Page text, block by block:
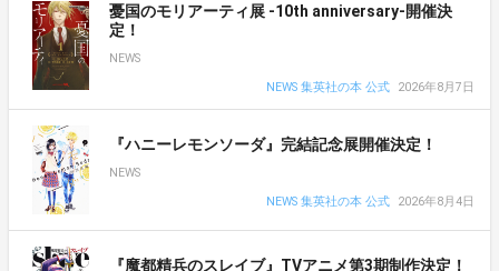
憂国のモリアーティ展 -10th anniversary-開催決
定！
NEWS
NEWS 集英社の本 公式
2026年8月7日
『ハニーレモンソーダ』完結記念展開催決定！
NEWS
NEWS 集英社の本 公式
2026年8月4日
『魔都精兵のスレイブ』TVアニメ第3期制作決定！